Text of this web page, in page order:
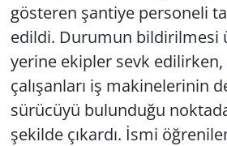
gösteren şantiye personeli
edildi. Durumun bildirilmesi
yerine ekipler sevk
çalışanları iş makinelerinin
sürücüyü bulunduğu
şekilde çıkardı. İsmi